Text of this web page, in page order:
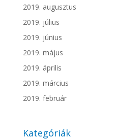
2019. augusztus
2019. július
2019. június
2019. május
2019. április
2019. március
2019. február
Kategóriák